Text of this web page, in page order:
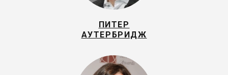
ПИТЕР
АУТЕРБРИДЖ